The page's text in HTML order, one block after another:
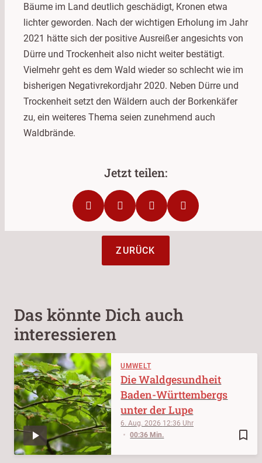
Bäume im Land deutlich geschädigt, Kronen etwa
lichter geworden. Nach der wichtigen Erholung im Jahr
2021 hätte sich der positive Ausreißer angesichts von
Dürre und Trockenheit also nicht weiter bestätigt.
Vielmehr geht es dem Wald wieder so schlecht wie im
bisherigen Negativrekordjahr 2020. Neben Dürre und
Trockenheit setzt den Wäldern auch der Borkenkäfer
zu, ein weiteres Thema seien zunehmend auch
Waldbrände.
ZURÜCK
Das könnte Dich auch
interessieren
UMWELT
bookmark_border
6. Aug. 2026 12:36
00:36 Min.
Die Waldgesundheit
Baden-Württembergs
unter der Lupe